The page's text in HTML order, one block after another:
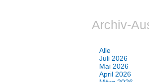
Archiv-
Alle
Juli 2026
Mai 2026
April 2026